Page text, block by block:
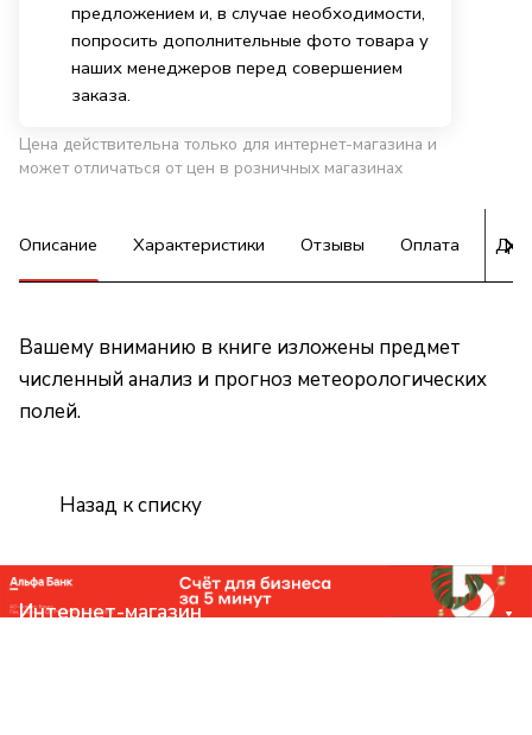
предложением и, в случае необходимости,
попросить дополнительные фото товара у
наших менеджеров перед совершением
заказа.
Цена действительна только для интернет-магазина и
может отличаться от цен в розничных магазинах
Описание Характеристики Отзывы Оплата
Вашему вниманию в книге изложены предмет
численный анализ и прогноз метеорологических
полей.
Назад к списку
Интернет-магазин